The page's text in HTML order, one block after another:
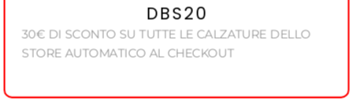
DBS20
30€ DI SCONTO SU TUTTE LE CALZATURE DELLO
STORE AUTOMATICO AL CHECKOUT